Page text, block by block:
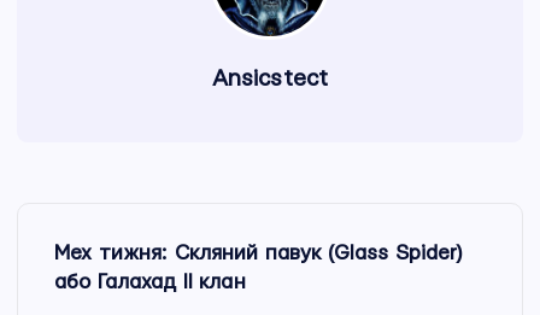
Ansicstect
Мех тижня: Скляний павук (Glass Spider)
або Галахад ІІ клан